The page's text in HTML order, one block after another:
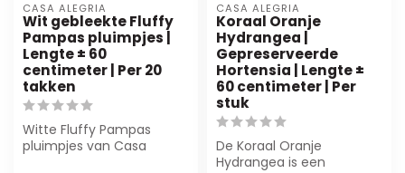
CASA ALEGRIA
Wit gebleekte Fluffy
Pampas pluimpjes |
Lengte ± 60
centimeter | Per 20
takken
Witte Fluffy Pampas
pluimpjes van Casa
CASA ALEGRIA
Koraal Oranje
Hydrangea |
Gepreserveerde
Hortensia | Lengte ±
60 centimeter | Per
stuk
De Koraal Oranje
Hydrangea is een